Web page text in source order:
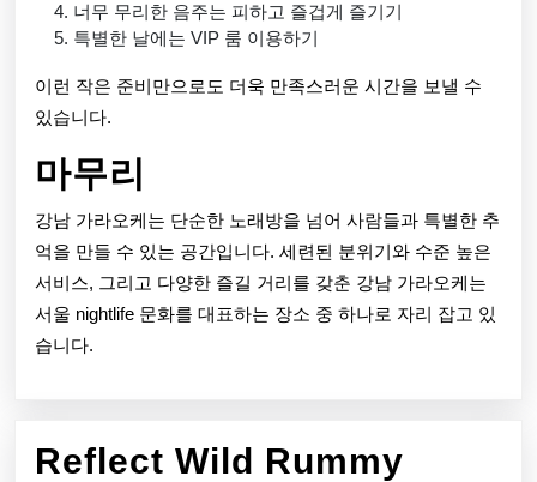
너무 무리한 음주는 피하고 즐겁게 즐기기
특별한 날에는 VIP 룸 이용하기
이런 작은 준비만으로도 더욱 만족스러운 시간을 보낼 수
있습니다.
마무리
강남 가라오케는 단순한 노래방을 넘어 사람들과 특별한 추
억을 만들 수 있는 공간입니다. 세련된 분위기와 수준 높은
서비스, 그리고 다양한 즐길 거리를 갖춘 강남 가라오케는
서울 nightlife 문화를 대표하는 장소 중 하나로 자리 잡고 있
습니다.
Reflect Wild Rummy